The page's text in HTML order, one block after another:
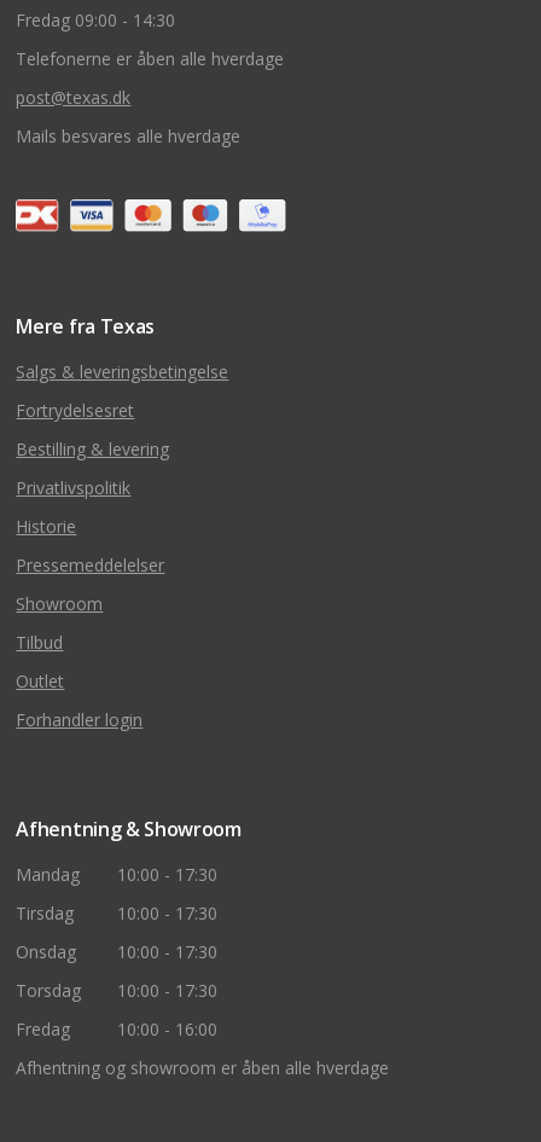
Fredag 09:00 - 14:30
Telefonerne er åben alle hverdage
post@texas.dk
Mails besvares alle hverdage
Mere fra Texas
Salgs & leveringsbetingelse
Fortrydelsesret
Bestilling & levering
Privatlivspolitik
Historie
Pressemeddelelser
Showroom
Tilbud
Outlet
Forhandler login
Afhentning & Showroom
Mandag
10:00 - 17:30
Tirsdag
10:00 - 17:30
Onsdag
10:00 - 17:30
Torsdag
10:00 - 17:30
Fredag
10:00 - 16:00
Afhentning og showroom er åben alle hverdage